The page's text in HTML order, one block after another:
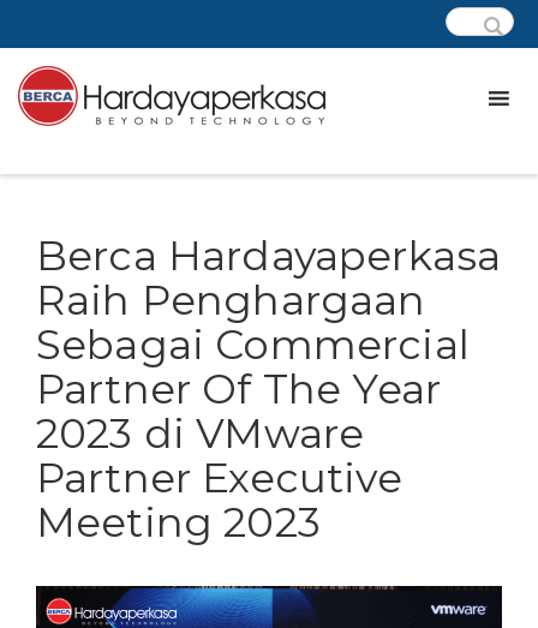
Berca Hardayaperkasa
Raih Penghargaan
Sebagai Commercial
Partner Of The Year
2023 di VMware
Partner Executive
Meeting 2023